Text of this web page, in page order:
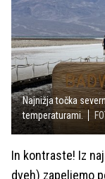
Najnižja točka
temperaturami.
In kontraste! Iz
dveh) zapeljemo